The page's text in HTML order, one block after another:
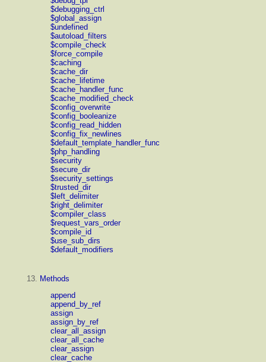
$debugging_ctrl
$global_assign
$undefined
$autoload_filters
$compile_check
$force_compile
$caching
$cache_dir
$cache_lifetime
$cache_handler_func
$cache_modified_check
$config_overwrite
$config_booleanize
$config_read_hidden
$config_fix_newlines
$default_template_handler_func
$php_handling
$security
$secure_dir
$security_settings
$trusted_dir
$left_delimiter
$right_delimiter
$compiler_class
$request_vars_order
$compile_id
$use_sub_dirs
$default_modifiers
13.
Methods
append
append_by_ref
assign
assign_by_ref
clear_all_assign
clear_all_cache
clear_assign
clear_cache